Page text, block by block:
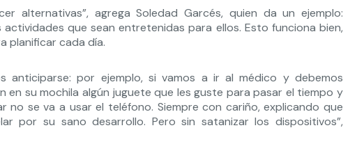
alternativas”, agrega Soledad Garcés, quien da un ejemplo:
que sean entretenidas para ellos. Esto funciona bien,
planificar cada día.
anticiparse: por ejemplo, si vamos a ir al médico y debemos
en su mochila algún juguete que les guste para pasar el tiempo y
no se va a usar el teléfono. Siempre con cariño, explicando que
por su sano desarrollo. Pero sin satanizar los dispositivos”,